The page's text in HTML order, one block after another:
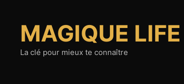
contenuMAGIQUE LIFE
La clé pour mieux te connaître